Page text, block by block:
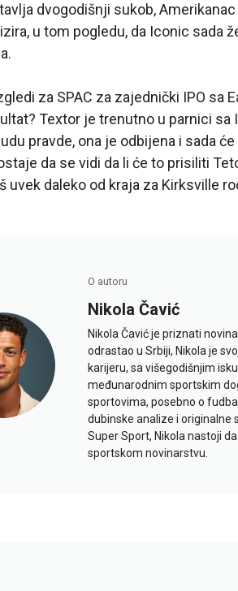
dvogodišnji sukob,
u tom pogledu, da Iconic sada
za SPAC za zajednički IPO sa
Textor je trenutno u parnici
pravde, ona je odbijena i sada
da se vidi da li će to prisiliti
uvek daleko od kraja za Kirksville
O autoru
Nikola Čavić
Nikola Čavić je priznati
odrastao u Srbiji, Nikola je
karijeru, sa višegodišnjim
međunarodnim sportskim
sportovima, posebno o
dubinske analize i originalne
Super Sport, Nikola nastoji
sportskom novinarstvu.